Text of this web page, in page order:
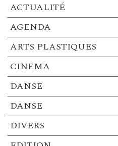
ACTUALITÉ
AGENDA
ARTS PLASTIQUES
CINEMA
DANSE
DANSE
DIVERS